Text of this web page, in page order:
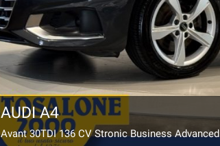
AUDI A4
Avant 30TDI 136 CV Stronic Business Advanced